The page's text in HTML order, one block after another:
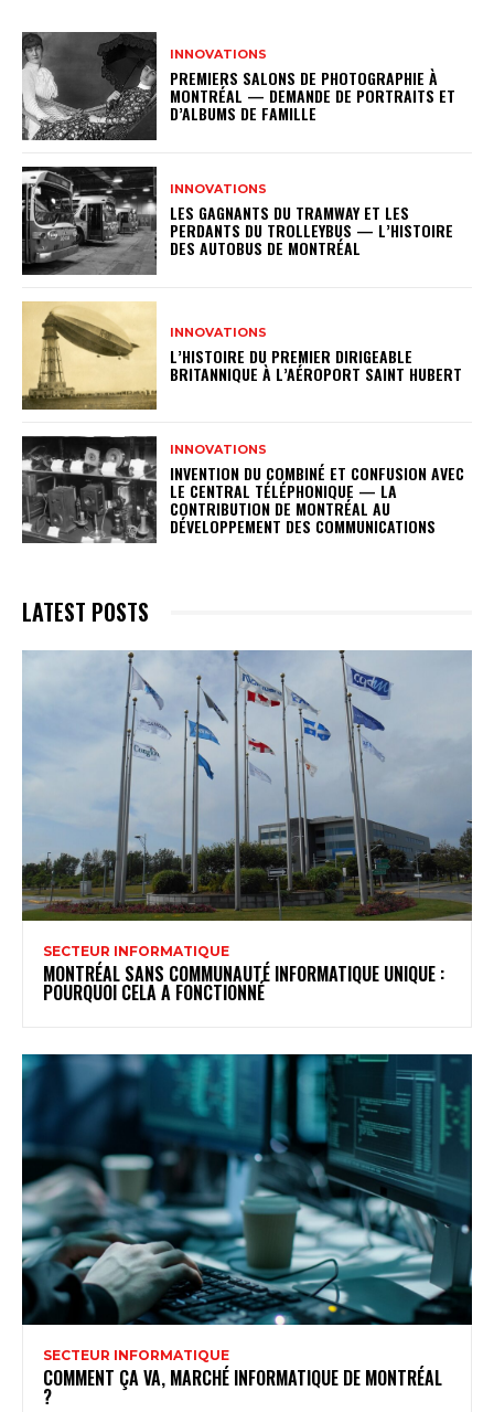
INNOVATIONS
PREMIERS SALONS DE PHOTOGRAPHIE À
MONTRÉAL — DEMANDE DE PORTRAITS ET
D’ALBUMS DE FAMILLE
INNOVATIONS
LES GAGNANTS DU TRAMWAY ET LES
PERDANTS DU TROLLEYBUS — L’HISTOIRE
DES AUTOBUS DE MONTRÉAL
INNOVATIONS
L’HISTOIRE DU PREMIER DIRIGEABLE
BRITANNIQUE À L’AÉROPORT SAINT HUBERT
INNOVATIONS
INVENTION DU COMBINÉ ET CONFUSION AVEC
LE CENTRAL TÉLÉPHONIQUE — LA
CONTRIBUTION DE MONTRÉAL AU
DÉVELOPPEMENT DES COMMUNICATIONS
LATEST POSTS
SECTEUR INFORMATIQUE
MONTRÉAL SANS COMMUNAUTÉ INFORMATIQUE UNIQUE :
POURQUOI CELA A FONCTIONNÉ
SECTEUR INFORMATIQUE
COMMENT ÇA VA, MARCHÉ INFORMATIQUE DE MONTRÉAL
?